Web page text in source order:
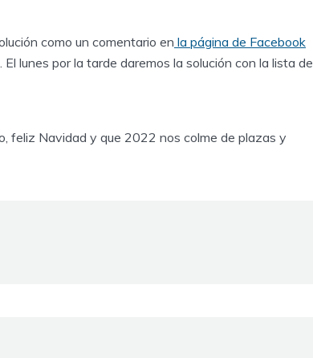
como un comentario en la página de Facebook
lunes por la tarde daremos la solución con la lista de
feliz Navidad y que 2022 nos colme de plazas y